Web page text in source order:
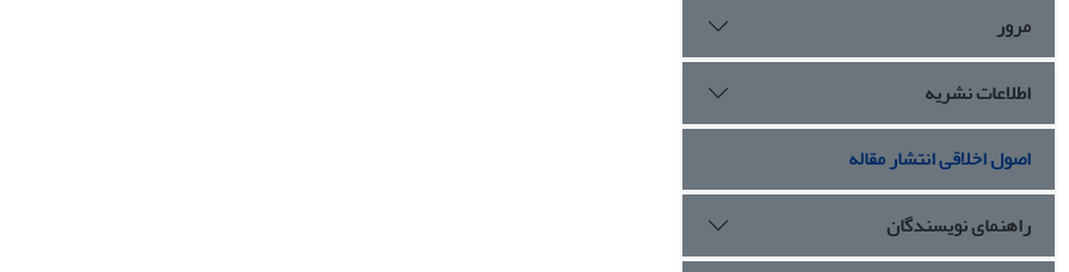
مرور
اطلاعات نشریه
اصول اخلاقی انتشار مقاله
راهنمای نویسندگان